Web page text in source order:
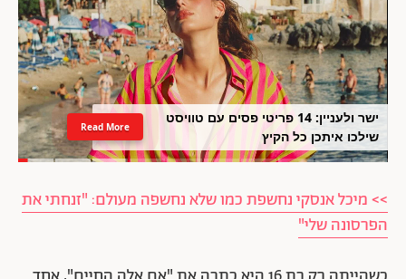
ישר ולעניין: 14 פריטי פסים עם טוויסט
שילכו איתכן כל הקיץ
Read More
>> מיכל אנסקי נחשפת כמו שלא נחשפה מעולם: "זנחתי את
הפרסונה שלי"